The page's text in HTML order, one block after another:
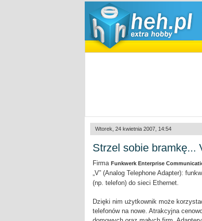
Wtorek, 24 kwietnia 2007, 14:54
Strzel sobie bramkę...
Firma Funkwerk Enterprise
„V” (Analog Telephone Adapter):
(np. telefon) do sieci Ethernet.
Dzięki nim użytkownik może
telefonów na nowe. Atrakcyjna